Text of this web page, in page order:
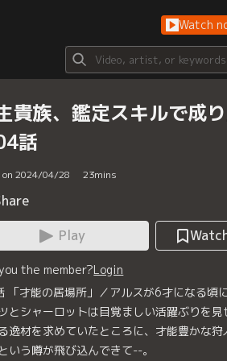
Watch
貴族、鑑定スキルで成
話
2024/04/28 23mins
Play
the member?Login
「才能の居場所」／アルスが6才になる頃
とシャーロットは目覚ましい活躍ぶりを見
逸材を求めていたところに、才能豊かな狩
いう噂が飛び込んできて--。